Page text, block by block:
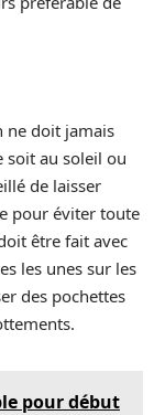
ne doit jamais
soit au soleil ou
de laisser
pour éviter toute
être fait avec
les unes sur les
des pochettes
pour début